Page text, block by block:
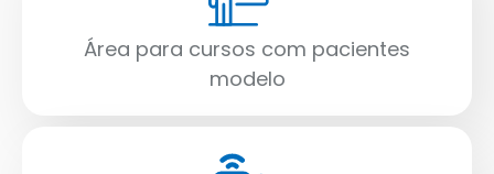
Área para cursos com pacientes
modelo